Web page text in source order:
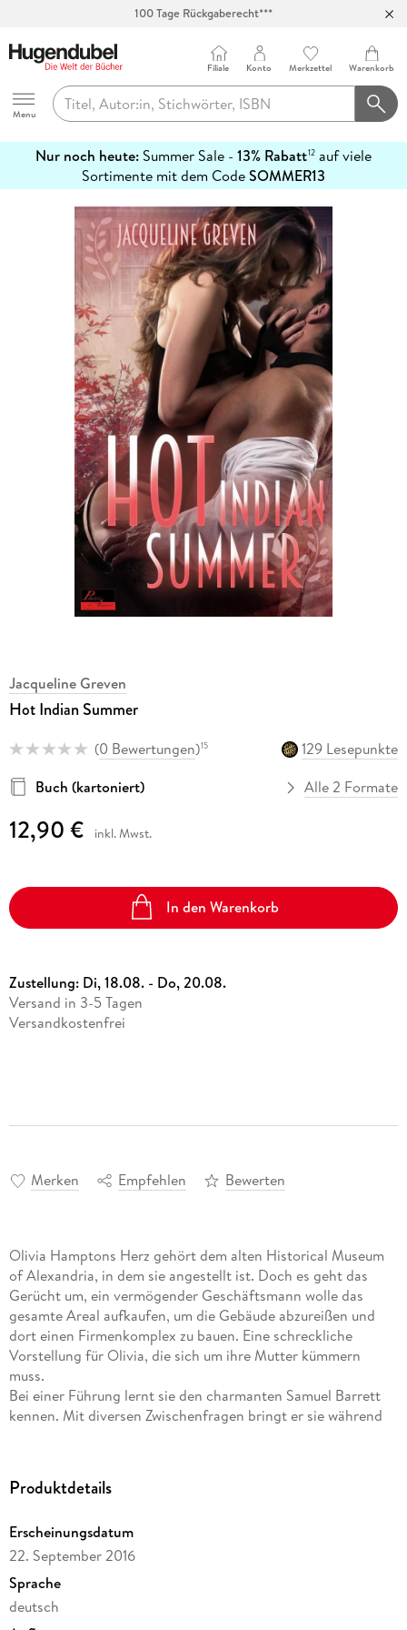
100 Tage Rückgaberecht***
Hugendubel
Menu
Filiale Konto Merkzettel Warenkorb
Nur noch heute: Summer Sale - 13% Rabatt12 auf viele
Sortimente mit dem CodeSOMMER13
erfahren
Jacqueline Greven
Hot Indian Summer
(0 Bewertungen)15
129 Lesepunkte
Buch (kartoniert)
Alle 2 Formate
12,90 € inkl. Mwst.
In den Warenkorb
Zustellung: Di, 18.08. - Do, 20.08.
Versand in 3-5 Tagen
Versandkostenfrei
Merken Empfehlen Bewerten
Olivia Hamptons Herz gehört dem alten Historical Museum
of Alexandria, in dem sie angestellt ist. Doch es geht das
Gerücht um, ein vermögender Geschäftsmann wolle das
gesamte Areal aufkaufen, um die Gebäude abzureißen und
dort einen Firmenkomplex zu bauen. Eine schreckliche
Vorstellung für Olivia, die sich um ihre Mutter kümmern
muss.
Bei einer Führung lernt sie den charmanten Samuel Barrett
kennen. Mit diversen Zwischenfragen bringt er sie während
kann seiner Einladung zu einer Ausstellung nicht
Während gleichzeitig die Schließung des Museums
bevorsteht und Olivias Existenz bedroht, verfällt Olivia
Samuels Charme und lässt sich auf eine heiße Affäre mit ihm
ein. Sie verbringen leidenschaftliche Tage in New York und
Olivia verliebt sich über beide Ohren.
Produktdetails
Erscheinungsdatum
22. September 2016
Sprache
deutsch